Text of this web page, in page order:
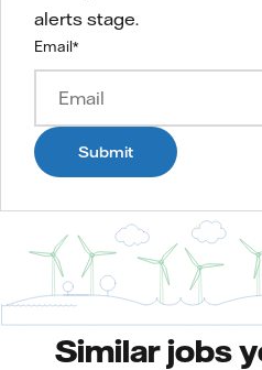
alerts stage.
Email*
Submit
Similar jobs